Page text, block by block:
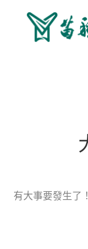
有大事要發生了